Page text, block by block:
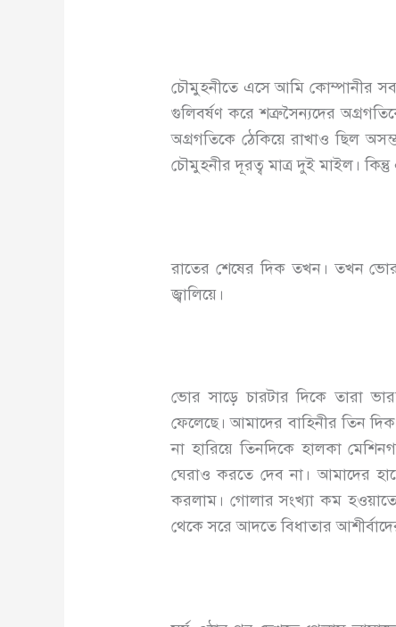
চৌমুহনীতে এসে আমি কোম্পানীর
গুলিবর্ষণ করে শত্রুসৈন্যদের
অগ্রগতিকে ঠেকিয়ে রাখাও ছিল
চৌমুহনীর দূরত্ব মাত্র দুই মাইল।
রাতের শেষের দিক তখন। তখন
জ্বালিয়ে।
ভোর সাড়ে চারটার দিকে তারা
ফেলেছে। আমাদের বাহিনীর তিন
না হারিয়ে তিনদিকে হালকা
ঘেরাও করতে দেব না। আমাদের
করলাম। গোলার সংখ্যা কম হওয়াতে
থেকে সরে আদতে বিধাতার